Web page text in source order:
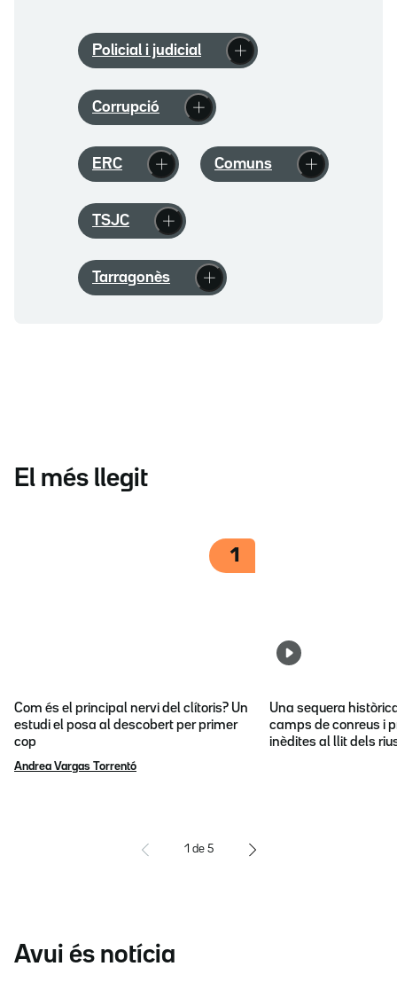
Policial i judicial
Corrupció
ERC Comuns
TSJC
Tarragonès
El més llegit
1
Com és el principal nervi del clítoris? Un
estudi el posa al descobert per primer
cop
Andrea Vargas Torrentó
Una sequera
camps de conreus i
inèdites al llit dels
1 de 5
Avui és notícia